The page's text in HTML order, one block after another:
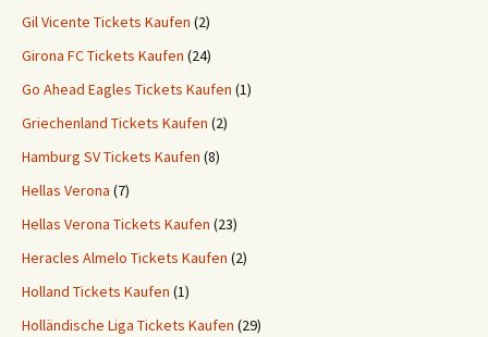
Gil Vicente Tickets Kaufen (2)
Girona FC Tickets Kaufen (24)
Go Ahead Eagles Tickets Kaufen (1)
Griechenland Tickets Kaufen (2)
Hamburg SV Tickets Kaufen (8)
Hellas Verona (7)
Hellas Verona Tickets Kaufen (23)
Heracles Almelo Tickets Kaufen (2)
Holland Tickets Kaufen (1)
Holländische Liga Tickets Kaufen (29)